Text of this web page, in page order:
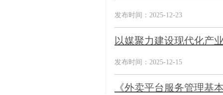
发布时间：2025-12-23
以媒聚力建设现代化产
发布时间：2025-12-15
《外卖平台服务管理基